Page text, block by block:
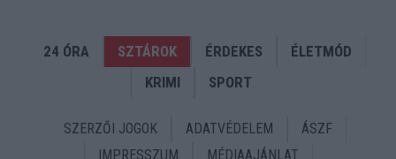
24 ÓRA SZTÁROK ÉRDEKES
ÉLETMÓD
KRIMI
SPORT
SZERZŐI JOGOK ADATVÉDELEM
ÁSZF
IMPRESSZUM
MÉDIAAJÁNLAT